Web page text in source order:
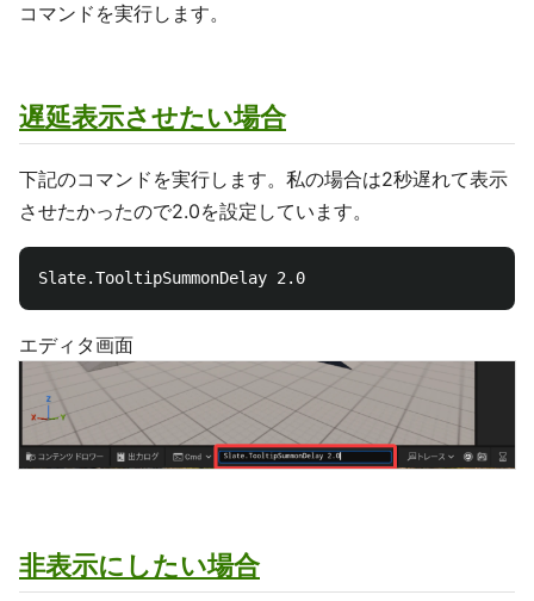
コマンドを実行します。
遅延表示させたい場合
下記のコマンドを実行します。私の場合は2秒遅れて表示
させたかったので2.0を設定しています。
エディタ画面
非表示にしたい場合